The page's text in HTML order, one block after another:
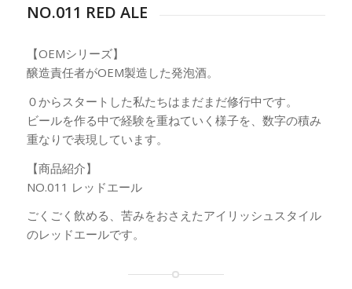
NO.011 RED ALE
【OEMシリーズ】
醸造責任者がOEM製造した発泡酒。
０からスタートした私たちはまだまだ修行中です。
ビールを作る中で経験を重ねていく様子を、数字の積み
重なりで表現しています。
【商品紹介】
NO.011 レッドエール
ごくごく飲める、苦みをおさえたアイリッシュスタイル
のレッドエールです。